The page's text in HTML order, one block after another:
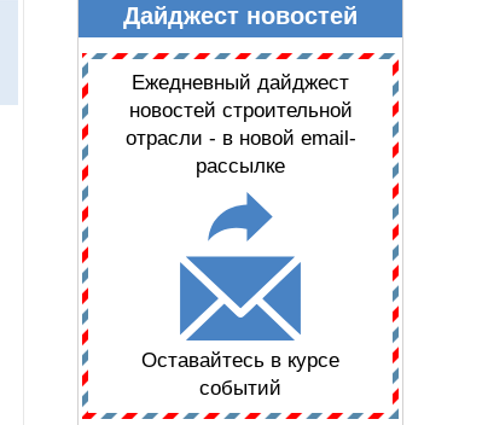
ДАЙДЖЕСТ НОВОСТЕЙДайджест новостей
Ежедневный дайджест
новостей строительной
отрасли - в новой email-
рассылке
Оставайтесь в курсе
событий